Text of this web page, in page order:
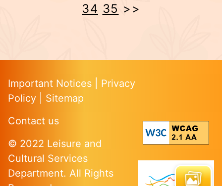
34 35 >>
Important Notices
Privacy
Policy
Sitemap
Contact us
© 2022 Leisure and
Cultural Services
Department. All Rights